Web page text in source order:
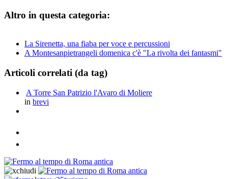
Altro in questa categoria:
La Sirenetta, una fiaba per voce e percussioni
A Montesanpietrangeli domenica c'è "La rivolta dei fantasmi"
Articoli correlati (da tag)
A Torre San Patrizio l'Avaro di Moliere
in brevi